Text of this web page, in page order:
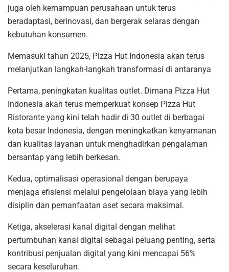
juga oleh kemampuan perusahaan untuk terus
beradaptasi, berinovasi, dan bergerak selaras dengan
kebutuhan konsumen.
Memasuki tahun 2025, Pizza Hut Indonesia akan terus
melanjutkan langkah-langkah transformasi di antaranya
Pertama, peningkatan kualitas outlet. Dimana Pizza Hut
Indonesia akan terus memperkuat konsep Pizza Hut
Ristorante yang kini telah hadir di 30 outlet di berbagai
kota besar Indonesia, dengan meningkatkan kenyamanan
dan kualitas layanan untuk menghadirkan pengalaman
bersantap yang lebih berkesan.
Kedua, optimalisasi operasional dengan berupaya
menjaga efisiensi melalui pengelolaan biaya yang lebih
disiplin dan pemanfaatan aset secara maksimal.
Ketiga, akselerasi kanal digital dengan melihat
pertumbuhan kanal digital sebagai peluang penting, serta
kontribusi penjualan digital yang kini mencapai 56%
secara keseluruhan.